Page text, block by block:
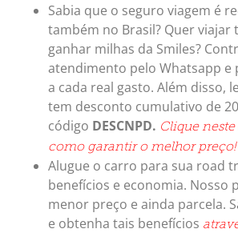
Sabia que o seguro viagem é
também no Brasil? Quer viajar
ganhar milhas da Smiles?
atendimento pelo Whatsapp e
a cada real gasto. Além disso,
tem desconto cumulativo de
código DESCNPD. Clique
como garantir o melhor preço!
Alugue o carro para sua road
benefícios e economia. Nosso
menor preço e ainda parcela.
e obtenha tais benefícios